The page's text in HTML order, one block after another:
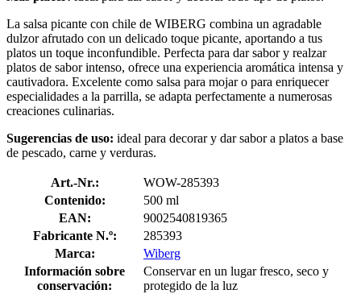
La salsa picante con chile de WIBERG combina un agradable
dulzor afrutado con un delicado toque picante, aportando a tus
platos un toque inconfundible. Perfecta para dar sabor y realzar
platos de sabor intenso, ofrece una experiencia aromática intensa y
cautivadora. Excelente como salsa para mojar o para enriquecer
especialidades a la parrilla, se adapta perfectamente a numerosas
creaciones culinarias.
Sugerencias de uso: ideal para decorar y dar sabor a platos a base
de pescado, carne y verduras.
Art.-Nr.:
WOW-285393
Contenido:
500 ml
EAN:
9002540819365
Fabricante N.º:
285393
Marca:
Wiberg
Información sobre
conservación:
Conservar en un lugar fresco, seco y
protegido de la luz